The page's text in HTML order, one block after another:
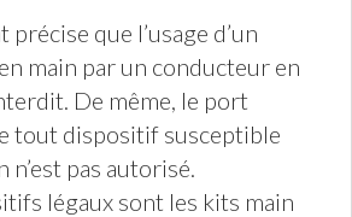
précise que l’usage d’un
main par un conducteur en
De même, le port
tout dispositif susceptible
n’est pas autorisé.
légaux sont les kits main